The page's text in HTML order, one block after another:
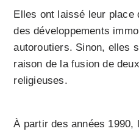
Elles ont laissé leur place
des développements
autoroutiers. Sinon, elles
raison de la fusion de
religieuses.
À partir des années 1990,